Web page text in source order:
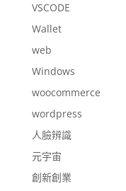
VSCODE
Wallet
web
Windows
woocommerce
wordpress
人臉辨識
元宇宙
創新創業